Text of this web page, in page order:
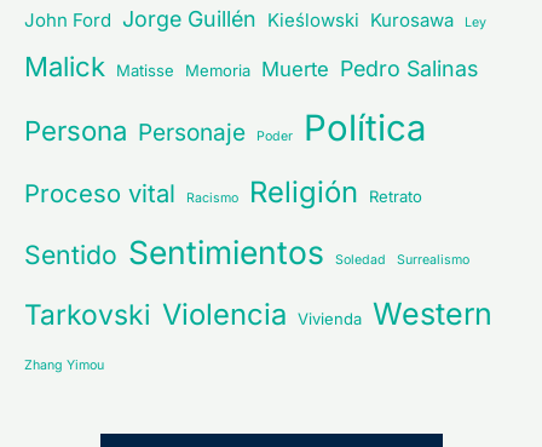
John Ford Jorge Guillén Kieślowski Kurosawa Ley
Malick Matisse Memoria Muerte Pedro Salinas
Persona Personaje Poder Política
Proceso vital Racismo Religión Retrato
Sentido Sentimientos Soledad Surrealismo
Tarkovski Violencia Vivienda Western
Zhang Yimou